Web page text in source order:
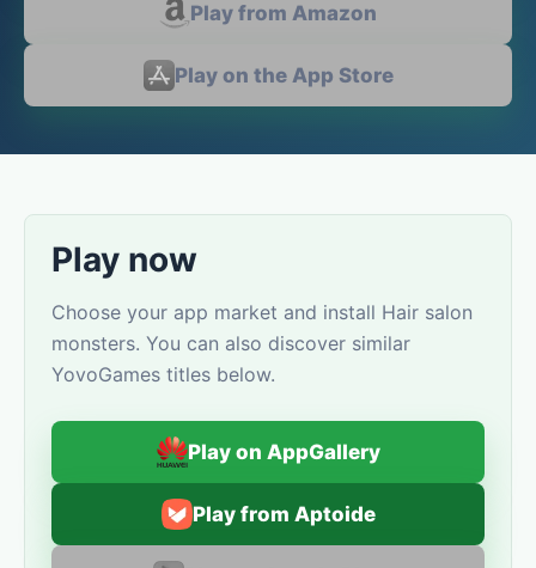
Play from Amazon
Play on the App Store
Play now
Choose your app market and install Hair salon
monsters. You can also discover similar
YovoGames titles below.
Play on AppGallery
Play from Aptoide